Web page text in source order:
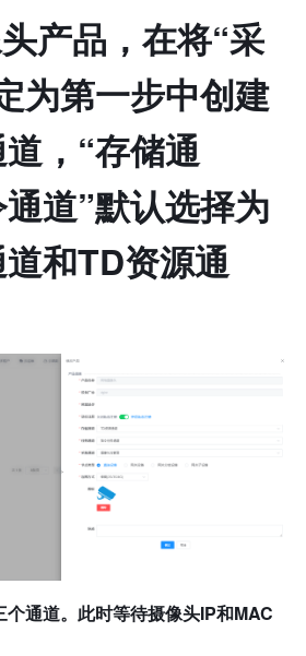
产品，在将“采
为第一步中创建
，“存储通
道”默认选择为
和TD资源通
通道。此时等待摄像头IP和MAC